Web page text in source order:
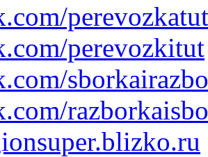
perevozkatut
perevozkitut